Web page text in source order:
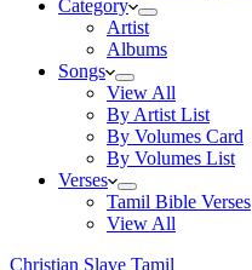
Category
Artist
Albums
Songs
View All
By Artist List
By Volumes Card
By Volumes List
Verses
Tamil Bible Verses
View All
Christian Slave Tamil